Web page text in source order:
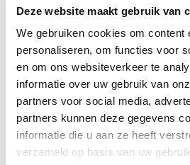
Deze website maakt gebruik van
We gebruiken cookies om content
personaliseren, om functies voor
en om ons websiteverkeer te
informatie over uw gebruik van
partners voor social media,
partners kunnen deze gegevens
informatie die u aan ze heeft
verzameld op basis van uw
Gratis leenauto
Onze vakkundige monteurs zijn
het bevestigen van de trekhaak
In de tussentijd kunt u profiteren
leenauto, zodat u weer
het gebruik van onze leenauto
verbruikte brandstof.